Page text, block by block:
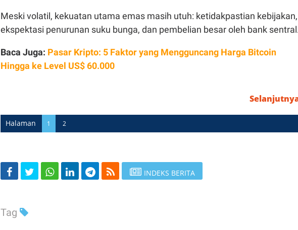
Meski volatil, kekuatan utama emas masih utuh: ketidakpastian kebijakan,
ekspektasi penurunan suku bunga, dan pembelian besar oleh bank sentral.
Baca Juga: Pasar Kripto: 5 Faktor yang Mengguncang Harga Bitcoin
Hingga ke Level US$ 60.000
Halaman 1 2
INDEKS BERITA
Tag